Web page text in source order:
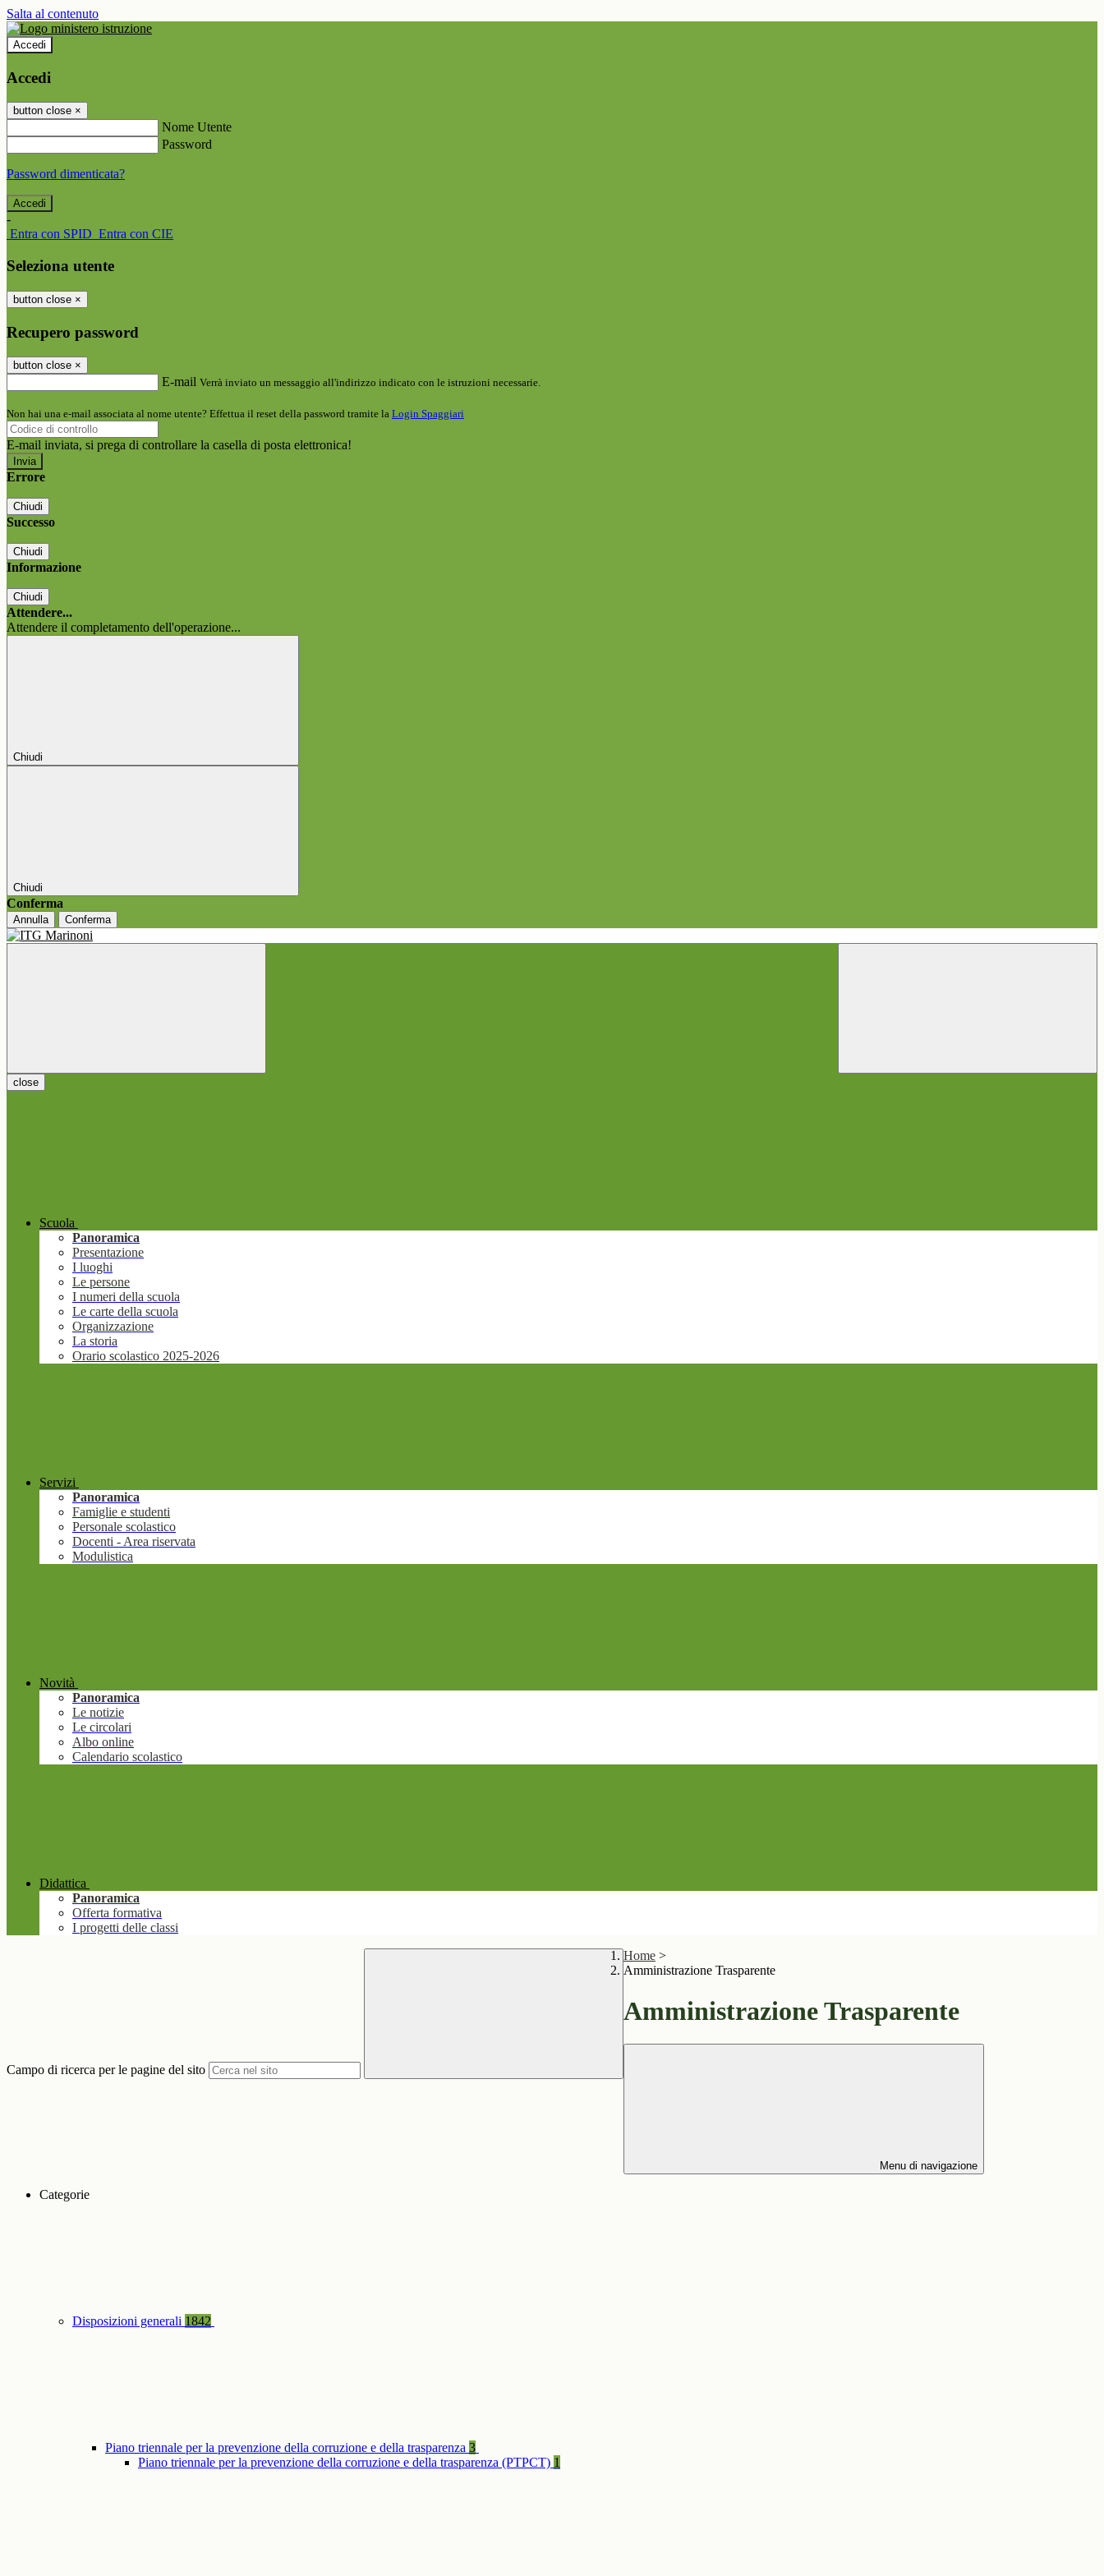
Salta al contenuto
Accedi
Accedi
button close ×
Nome Utente
Password
Password dimenticata?
-
Entra con SPID Entra con CIE
Seleziona utente
button close ×
Recupero password
button close ×
E-mail Verrà inviato un messaggio all'indirizzo indicato con le istruzioni necessarie.
Non hai una e-mail associata al nome utente? Effettua il reset della password tramite la Login Spaggiari
E-mail inviata, si prega di controllare la casella di posta elettronica!
Errore
Chiudi
Successo
Chiudi
Informazione
Chiudi
Attendere...
Attendere il completamento dell'operazione...
Chiudi
Chiudi
Conferma
Annulla Conferma
close
Scuola
Panoramica
Presentazione
I luoghi
Le persone
I numeri della scuola
Le carte della scuola
Organizzazione
La storia
Orario scolastico 2025-2026
Servizi
Panoramica
Famiglie e studenti
Personale scolastico
Docenti - Area riservata
Modulistica
Novità
Panoramica
Le notizie
Le circolari
Albo online
Calendario scolastico
Didattica
Panoramica
Offerta formativa
I progetti delle classi
Campo di ricerca per le pagine del sito
Home >
Amministrazione Trasparente
Amministrazione Trasparente
Menu di navigazione
Categorie
Disposizioni generali 1842
Piano triennale per la prevenzione della corruzione e della trasparenza 3
Piano triennale per la prevenzione della corruzione e della trasparenza (PTPCT) 1